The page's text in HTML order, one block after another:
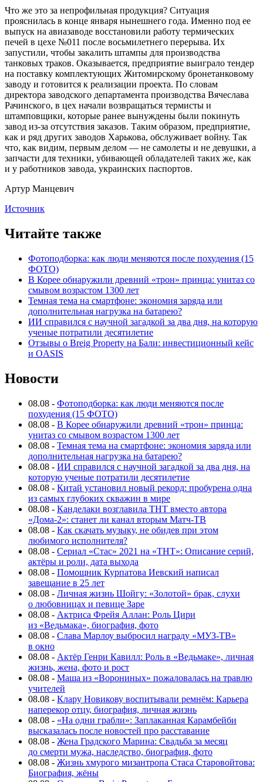
Что же это за непрофильная продукция? Ситуация
прояснилась в конце января нынешнего года. Именно под ее
выпуск на авиазаводе восстановили работу термических
печей в цехе №011 после восьмилетнего перерыва. Их
запустили, чтобы закалить штампы для производства
танковых траков. Оказывается, предприятие выиграло тендер
на поставку комплектующих Житомирскому бронетанковому
заводу и готовится к реализации проекта. По словам
директора заводского департамента производства Вячеслава
Рачинского, в цех начали возвращаться термисты и
штамповщики, которые ранее вынуждены были покинуть
завод из-за отсутствия заказов. Таким образом, предприятие,
как и ряд других заводов Харькова, обслуживает войну. Так
что, как видим, первым делом — не самолеты и не девушки, а
запчасти для техники, убивающей обладателей таких же, как
и у работников завода, украинских паспортов.
Артур Манцевич
Источник
Читайте также
Фотоподборка: как люди меняются после похудения (15
ФОТО)
В Корее обнаружили древний «трон» принца: унитаз со
смывом возрастом 1300 лет
Темная тема на смартфоне: экономия заряда или
дополнительная нагрузка на батарею?
ИИ справился с научной загадкой за два дня, на которую
ученые потратили десятилетие
Отзывы о Breig Property на Бали: инвестиционный кейс
и OASIS
Новости
08.08 - Фотоподборка: как люди меняются после
похудения (15 ФОТО)
08.08 - В Корее обнаружили древний «трон» принца:
унитаз со смывом возрастом 1300 лет
08.08 - Темная тема на смартфоне: экономия заряда или
дополнительная нагрузка на батарею?
08.08 - ИИ справился с научной загадкой за два дня, на
которую ученые потратили десятилетие
08.08 - Китай установил новый рекорд: пробурена одна
из самых глубоких скважин в мире
08.08 - Канделаки возглавила ТНТ вместо автора
«Дома-2»: станет ли канал вторым Матч-ТВ
08.08 - Как скачать музыку, не обидев при этом
любимого исполнителя?
08.08 - Сериал «Стас» 2021 на «ТНТ»: Описание серий,
актёры и роли, дата выхода
08.08 - Помощник Курпатова Иевский написал
завещание в 25 лет
08.08 - Личная жизнь Шойгу: «Золотой» брак, слухи
о любовницах и певице Заре
08.08 - Актриса Фрейя Аллан: Роль Цири
из «Ведьмака», биография, фото
08.08 - Слава Марлоу выбросил награду «МУЗ-ТВ»
в окно
08.08 - Актёр Генри Кавилл: Роль в «Ведьмаке», личная
жизнь, жена, фото и рост
08.08 - Маша из «Ворониных» пожаловалась на травлю
учителей
08.08 - Клару Новикову воспитывали ремнём: Карьера
наперекор отцу, биография, личная жизнь
08.08 - «На одни грабли»: Заплаканная Карамбейби
высказалась после новостей про расставание
08.08 - Жена Градского Марина: Свадьба за месяц
до смерти мужа, наследство, биография, фото
08.08 - Жизнь хмурого мизантропа Стаса Старовойтова:
Биография, жёны